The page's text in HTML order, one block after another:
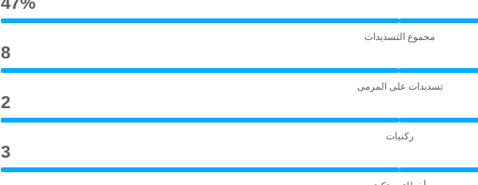
مجموع التسديدات
8
تسديدات على المرمى
2
ركنيات
3